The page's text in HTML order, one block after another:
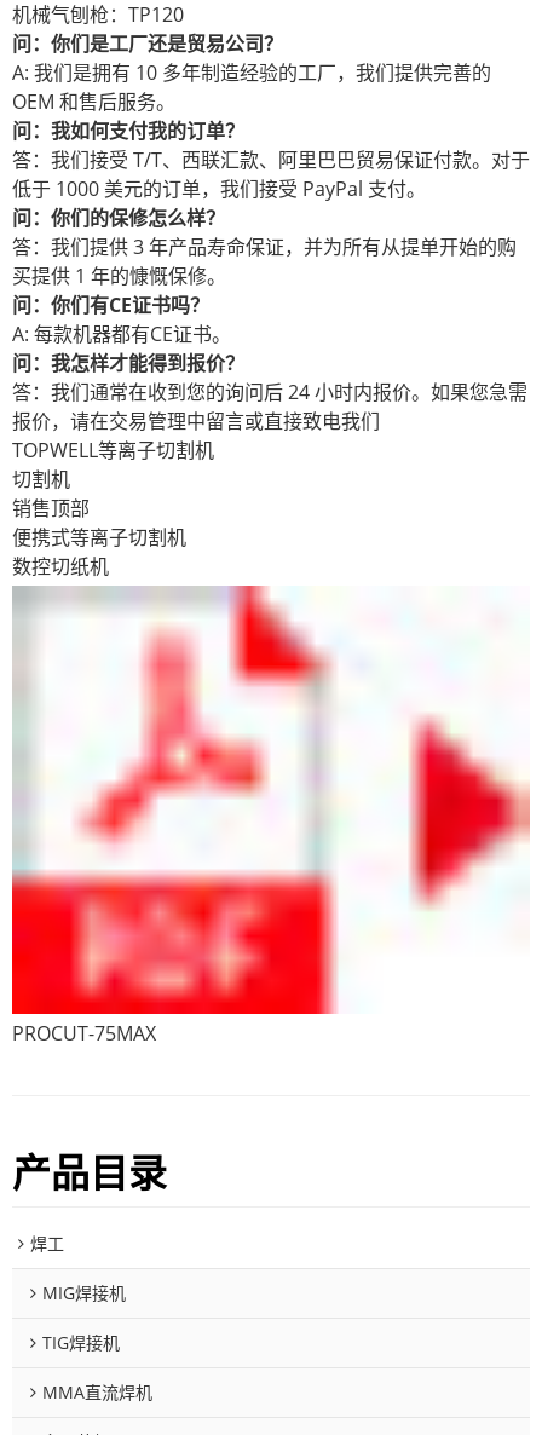
机械气刨枪：TP120
问：你们是工厂还是贸易公司？
A: 我们是拥有 10 多年制造经验的工厂，我们提供完善的
OEM 和售后服务。
问：我如何支付我的订单？
答：我们接受 T/T、西联汇款、阿里巴巴贸易保证付款。对于
低于 1000 美元的订单，我们接受 PayPal 支付。
问：你们的保修怎么样？
答：我们提供 3 年产品寿命保证，并为所有从提单开始的购
买提供 1 年的慷慨保修。
问：你们有CE证书吗？
A: 每款机器都有CE证书。
问：我怎样才能得到报价？
答：我们通常在收到您的询问后 24 小时内报价。如果您急需
报价，请在交易管理中留言或直接致电我们
TOPWELL等离子切割机
切割机
销售顶部
便携式等离子切割机
数控切纸机
PROCUT-75MAX
产品目录
焊工
MIG焊接机
TIG焊接机
MMA直流焊机